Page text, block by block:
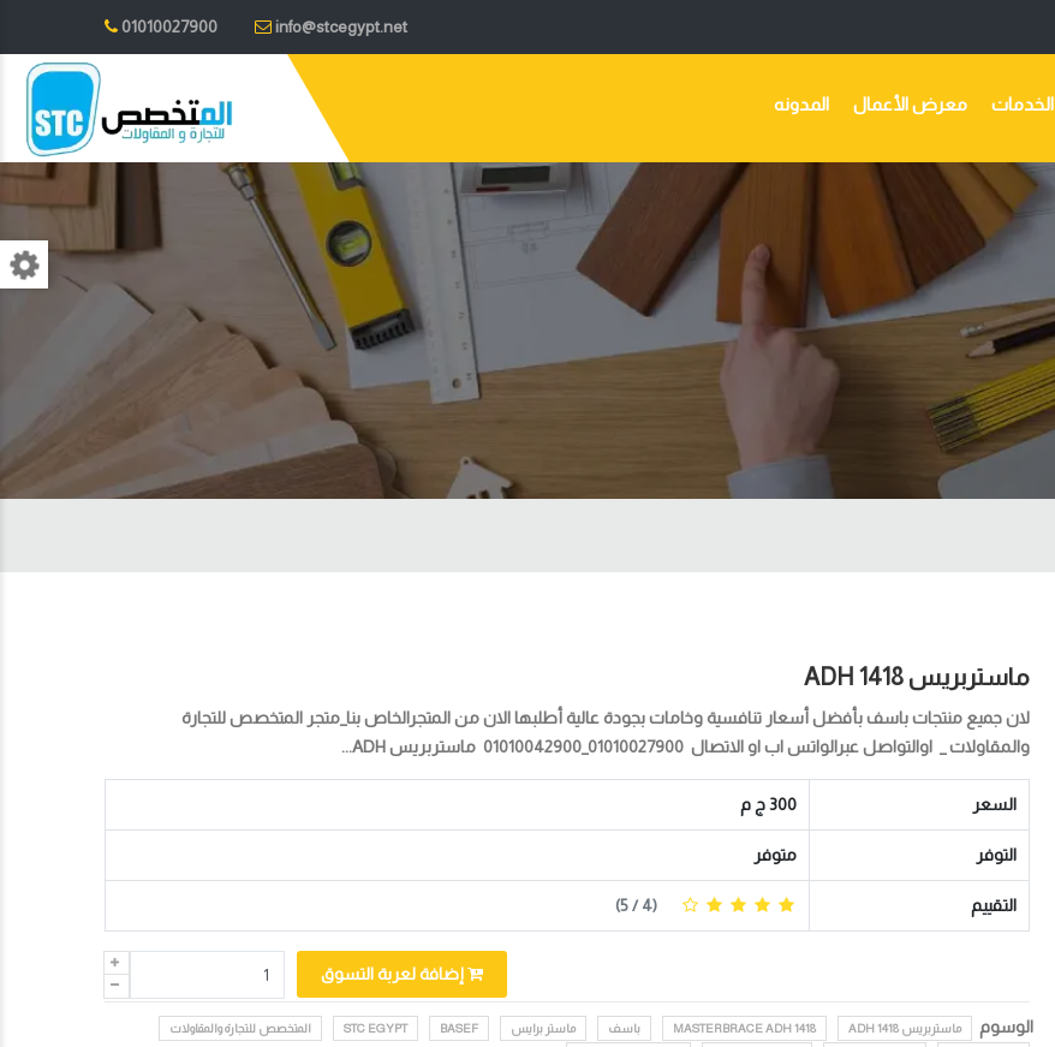
01010027900 info@stcegypt.net
المدونه معرض الأعمال الخدمات
ماستربريس ADH 1418
لان جميع منتجات باسف بأفضل أسعار تنافسية وخامات بجودة عالية أطلبها الان من المتجرالخاص بنا_متجر المتخصص للتجارة
والمقاولات _ اوالتواصل عبرالواتس اب او الاتصال 01010027900_01010042900 ماستربريس ADH...
السعر 300 ج م
التوفر متوفر
التقييم (
4
/ 5)
إضافة لعربة التسوق
الوسوم ماستربريس ADH 1418 MASTERBRACE ADH 1418 باسف ماستر برايس BASEF
STC EGYPT
المتخصص للتجارة والمقاولات